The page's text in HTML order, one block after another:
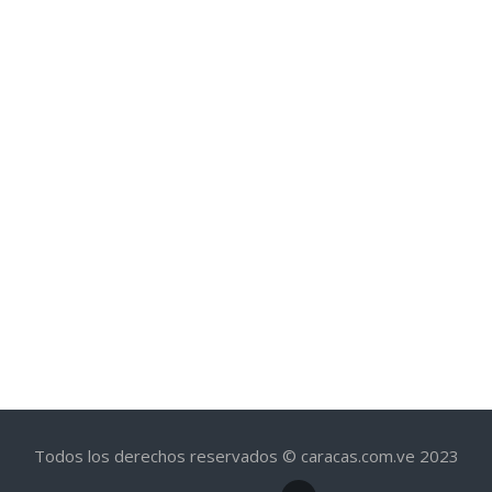
Todos los derechos reservados © caracas.com.ve 2023